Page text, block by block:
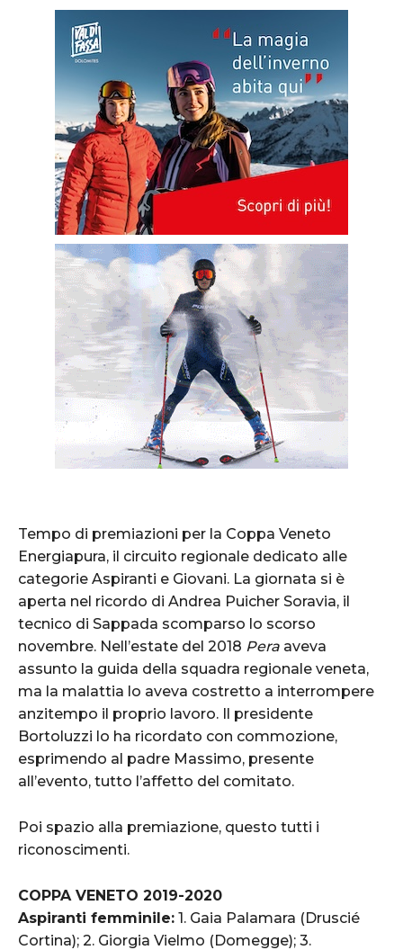
Tempo di premiazioni per la Coppa Veneto
Energiapura, il circuito regionale dedicato alle
categorie Aspiranti e Giovani. La giornata si è
aperta nel ricordo di Andrea Puicher Soravia, il
tecnico di Sappada scomparso lo scorso
novembre. Nell’estate del 2018 Pera aveva
assunto la guida della squadra regionale veneta,
ma la malattia lo aveva costretto a interrompere
anzitempo il proprio lavoro. Il presidente
Bortoluzzi lo ha ricordato con commozione,
esprimendo al padre Massimo, presente
all’evento, tutto l’affetto del comitato.
Poi spazio alla premiazione, questo tutti i
riconoscimenti.
COPPA VENETO 2019-2020
Aspiranti femminile: 1. Gaia Palamara (Druscié
Cortina); 2. Giorgia Vielmo (Domegge); 3.